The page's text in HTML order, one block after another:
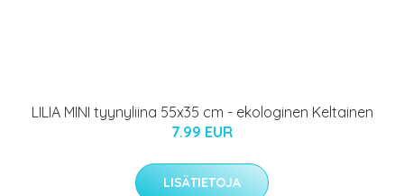
LILIA MINI tyynyliina 55x35 cm - ekologinen Keltainen
7.99 EUR
LISÄTIETOJA